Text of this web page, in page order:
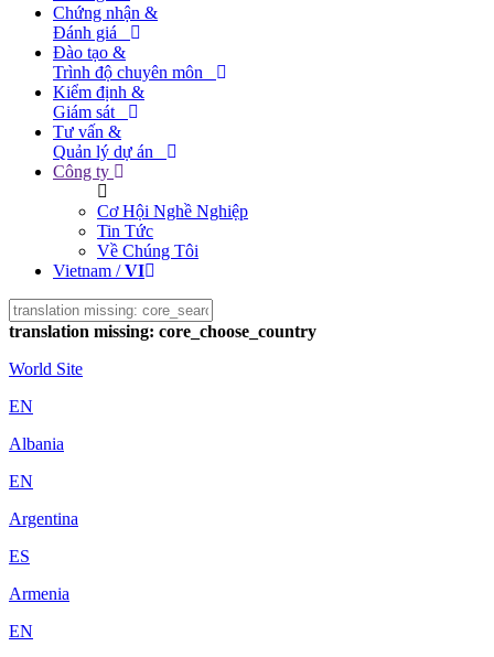
Chứng nhận &
Đánh giá
Đào tạo &
Trình độ chuyên môn
Kiểm định &
Giám sát
Tư vấn &
Quản lý dự án
Công ty
Cơ Hội Nghề Nghiệp
Tin Tức
Về Chúng Tôi
Vietnam /VI
translation missing: core_choose_country
World Site
EN
Albania
EN
Argentina
ES
Armenia
EN